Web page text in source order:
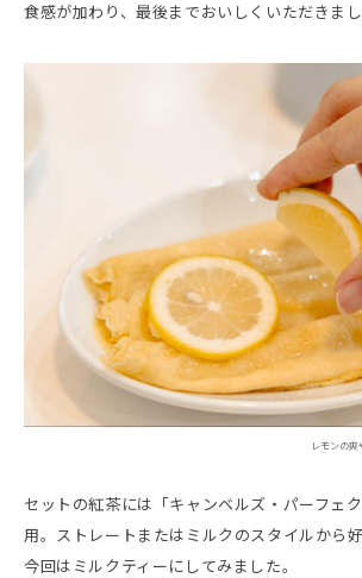
食感が加わり、最後までおいしくいただきまし
レモンの爽
セットの紅茶には「キャンベルズ・パーフェ
用。ストレートまたはミルクのスタイルから
今回はミルクティーにしてみました。